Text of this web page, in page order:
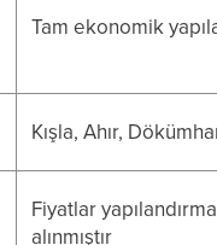
Tam ekonomik
Kışla, Ahır,
Fiyatlar
alınmıştır